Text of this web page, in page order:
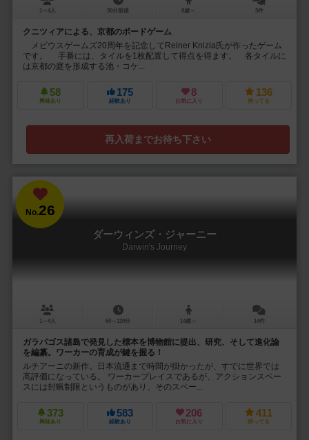
1～4人 30分前後 8歳～ 3件
クニツィアによる、京都のボードゲーム
メビウスゲームズ20周年を記念してReiner Knizia氏が作ったゲーム
です。 手番には、タイルを1枚配置して得点を得ます。 各タイルに
は京都の庭を形成する池・コケ...
58
興味あり
175
経験あり
8
お気に入り
136
持ってる
再入荷までお待ち下さい
No.26
ダーウィンズ・ジャーニー
Darwin's Journey
1～4人 60～120分 14歳～ 14件
ガラパゴス諸島で発見した標本を博物館に提出、研究、そして進化論
を編纂。ワーカーの育成が鍵を握る！
ルチアーニの新作。日本流通まで時間が掛かったが、すでに世界では
高評価になっている。 ワーカープレイスであるが、アクションスペー
スには封蝋制限というものがあり、そのスペー...
373
興味あり
583
経験あり
206
お気に入り
411
持ってる